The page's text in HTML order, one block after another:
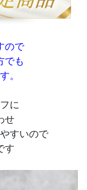
ので
でも
。
に
せ
すいので
す